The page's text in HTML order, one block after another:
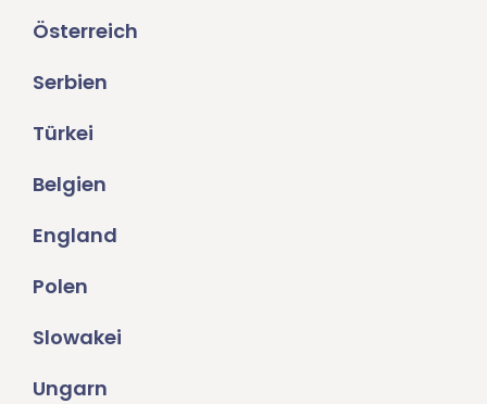
Österreich
Serbien
Türkei
Belgien
England
Polen
Slowakei
Ungarn